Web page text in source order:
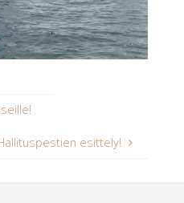
esittely!